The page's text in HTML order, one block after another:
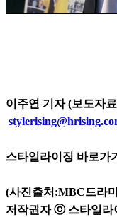
이주연 기자 (보도자
스타일라이징 바로가
(사진출처:MBC드라
저작권자 ⓒ 스타일라